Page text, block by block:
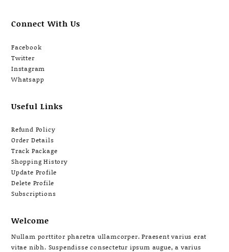
Connect With Us
Facebook
Twitter
Instagram
Whatsapp
Useful Links
Refund Policy
Order Details
Track Package
Shopping History
Update Profile
Delete Profile
Subscriptions
Welcome
Nullam porttitor pharetra ullamcorper. Praesent varius erat
vitae nibh. Suspendisse consectetur ipsum augue, a varius